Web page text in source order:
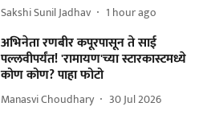
Sakshi Sunil Jadhav 1 hour ago
अभिनेता रणबीर कपूरपासून ते साई
पल्लवीपर्यंत! 'रामायण'च्या स्टारकास्टमध्ये
कोण कोण? पाहा फोटो
Manasvi Choudhary 30 Jul 2026